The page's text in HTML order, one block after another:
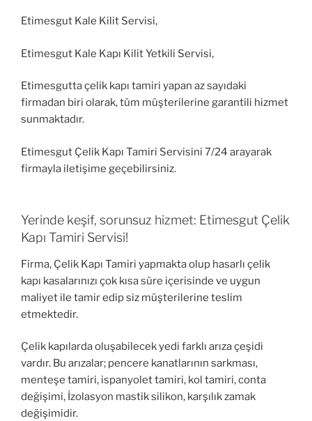
Etimesgut Kale Kilit Servisi,
Etimesgut Kale Kapı Kilit Yetkili Servisi,
Etimesgutta çelik kapı tamiri yapan az sayıdaki
firmadan biri olarak, tüm müşterilerine garantili hizmet
sunmaktadır.
Etimesgut Çelik Kapı Tamiri Servisini 7/24 arayarak
firmayla iletişime geçebilirsiniz.
Yerinde keşif, sorunsuz hizmet: Etimesgut Çelik
Kapı Tamiri Servisi!
Firma, Çelik Kapı Tamiri yapmakta olup hasarlı çelik
kapı kasalarınızı çok kısa süre içerisinde ve uygun
maliyet ile tamir edip siz müşterilerine teslim
etmektedir.
Çelik kapılarda oluşabilecek yedi farklı arıza çeşidi
vardır. Bu arızalar; pencere kanatlarının sarkması,
menteşe tamiri, ispanyolet tamiri, kol tamiri, conta
değişimi, İzolasyon mastik silikon, karşılık zamak
değişimidir.